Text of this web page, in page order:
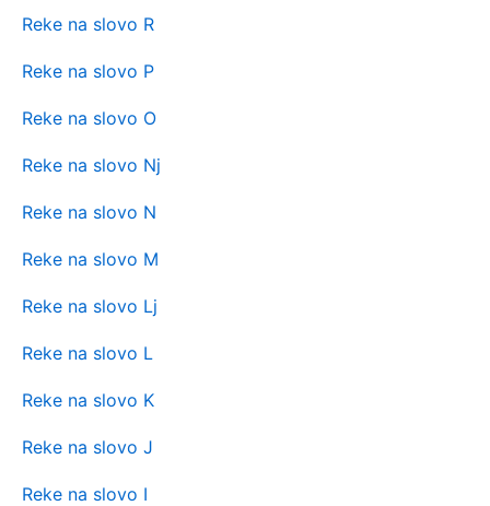
Reke na slovo R
Reke na slovo P
Reke na slovo O
Reke na slovo Nj
Reke na slovo N
Reke na slovo M
Reke na slovo Lj
Reke na slovo L
Reke na slovo K
Reke na slovo J
Reke na slovo I